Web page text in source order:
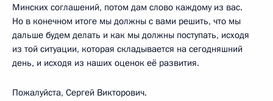
Минских соглашений, потом дам слово каждому из вас.
Но в конечном итоге мы должны с вами решить, что мы
дальше будем делать и как мы должны поступать, исходя
из той ситуации, которая складывается на сегодняшний
день, и исходя из наших оценок её развития.
Пожалуйста, Сергей Викторович.